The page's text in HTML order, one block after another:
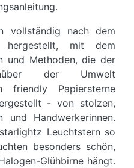
vollständig nach dem
mit dem
und Methoden, die der
der Umwelt
friendly Papiersterne
- von stolzen,
und Handwerkerinnen.
Leuchtstern so
besonders schön,
Glühbirne hängt.